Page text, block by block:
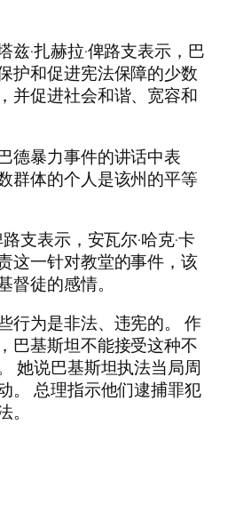
兹·扎赫拉·俾路支表示，巴
护和促进宪法保障的少数
并促进社会和谐、宽容和
德暴力事件的讲话中表
群体的个人是该州的平等
支表示，安瓦尔·哈克·卡
这一针对教堂的事件，该
督徒的感情。
行为是非法、违宪的。 作
巴基斯坦不能接受这种不
她说巴基斯坦执法当局周
。 总理指示他们逮捕罪犯